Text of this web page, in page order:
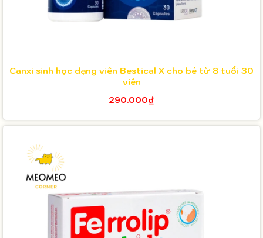
Canxi sinh học dạng viên Bestical X cho bé từ 8 tuổi 30
viên
290.000₫